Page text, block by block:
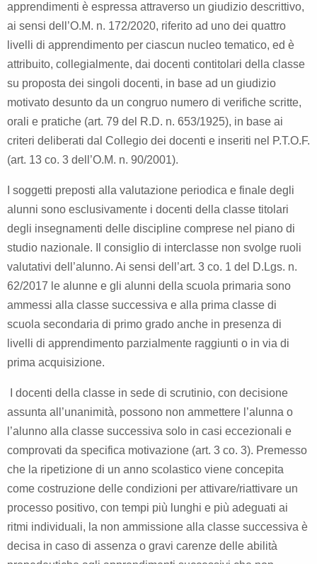
apprendimenti è espressa attraverso un giudizio descrittivo,
ai sensi dell’O.M. n. 172/2020, riferito ad uno dei quattro
livelli di apprendimento per ciascun nucleo tematico, ed è
attribuito, collegialmente, dai docenti contitolari della classe
su proposta dei singoli docenti, in base ad un giudizio
motivato desunto da un congruo numero di verifiche scritte,
orali e pratiche (art. 79 del R.D. n. 653/1925), in base ai
criteri deliberati dal Collegio dei docenti e inseriti nel P.T.O.F.
(art. 13 co. 3 dell’O.M. n. 90/2001).
I soggetti preposti alla valutazione periodica e finale degli
alunni sono esclusivamente i docenti della classe titolari
degli insegnamenti delle discipline comprese nel piano di
studio nazionale. Il consiglio di interclasse non svolge ruoli
valutativi dell’alunno. Ai sensi dell’art. 3 co. 1 del D.Lgs. n.
62/2017 le alunne e gli alunni della scuola primaria sono
ammessi alla classe successiva e alla prima classe di
scuola secondaria di primo grado anche in presenza di
livelli di apprendimento parzialmente raggiunti o in via di
prima acquisizione.
I docenti della classe in sede di scrutinio, con decisione
assunta all’unanimità, possono non ammettere l’alunna o
l’alunno alla classe successiva solo in casi eccezionali e
comprovati da specifica motivazione (art. 3 co. 3). Premesso
che la ripetizione di un anno scolastico viene concepita
come costruzione delle condizioni per attivare/riattivare un
processo positivo, con tempi più lunghi e più adeguati ai
ritmi individuali, la non ammissione alla classe successiva è
decisa in caso di assenza o gravi carenze delle abilità